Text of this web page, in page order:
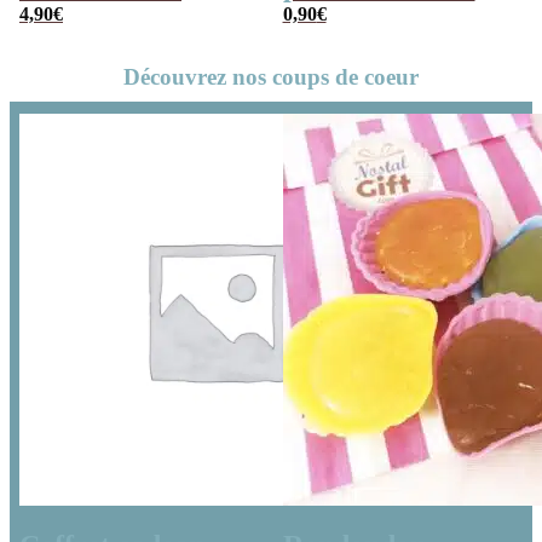
Cadeau maîtresse
4,90€
– Collection
0,90€
Découvrez nos coups de coeur